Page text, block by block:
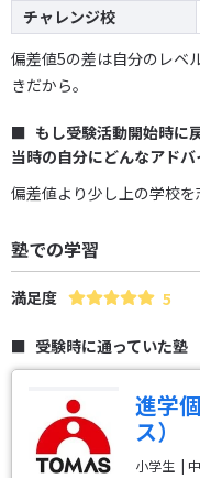
チャレンジ校
偏差値5の差は自分のレベ
きだから。
もし受験活動開始時に
当時の自分にどんなアド
偏差値より少し上の学校を
塾での学習
満足度 5
受験時に通っていた塾
進学
ス）
小学生